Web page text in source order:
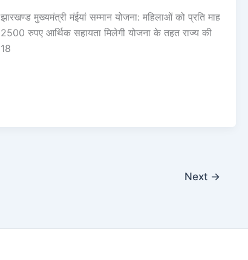
झारखण्ड मुख्यमंत्री मंईयां सम्मान योजना: महिलाओं को प्रति माह
2500 रुपए आर्थिक सहायता मिलेगी योजना के तहत राज्य की
18
Next →